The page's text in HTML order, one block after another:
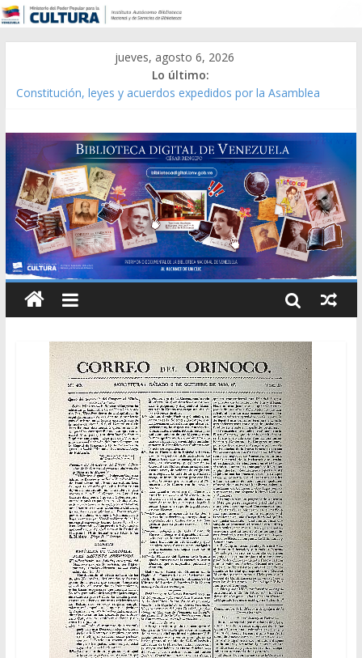
jueves, agosto 6, 2026
Lo último:
Constitución, leyes y acuerdos expedidos por la Asamblea
Modesta Bor Sánchez [material gráfico]
Gaceta Oficial de la República de Venezuela año CXXXIII Mes V,
Caracas 09 de marzo de 2006 N° 38.394
Catálogo temático de obras de Modesta Bor